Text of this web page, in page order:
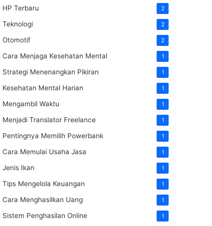
HP Terbaru 2
Teknologi 2
Otomotif 2
Cara Menjaga Kesehatan Mental 1
Strategi Menenangkan Pikiran 1
Kesehatan Mental Harian 1
Mengambil Waktu 1
Menjadi Translator Freelance 1
Pentingnya Memilih Powerbank 1
Cara Memulai Usaha Jasa 1
Jenis Ikan 1
Tips Mengelola Keuangan 1
Cara Menghasilkan Uang 1
Sistem Penghasilan Online 1